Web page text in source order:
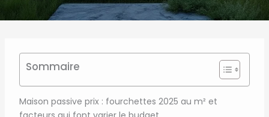
Sommaire
Maison passive prix : fourchettes 2025 au m² et